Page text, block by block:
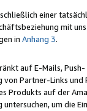
einer
mit
in Anhang 3.
auf E-Mails, Push-
von Partner-Links
Produkts auf der
um die